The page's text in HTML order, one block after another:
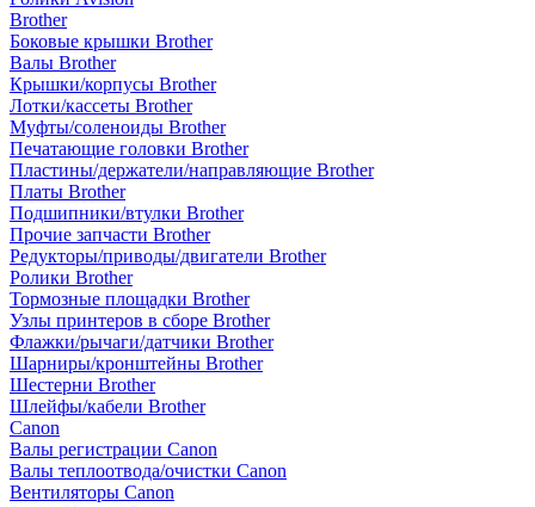
Brother
Боковые крышки Brother
Валы Brother
Крышки/корпусы Brother
Лотки/кассеты Brother
Муфты/соленоиды Brother
Печатающие головки Brother
Пластины/держатели/направляющие Brother
Платы Brother
Подшипники/втулки Brother
Прочие запчасти Brother
Редукторы/приводы/двигатели Brother
Ролики Brother
Тормозные площадки Brother
Узлы принтеров в сборе Brother
Флажки/рычаги/датчики Brother
Шарниры/кронштейны Brother
Шестерни Brother
Шлейфы/кабели Brother
Canon
Валы регистрации Canon
Валы теплоотвода/очистки Canon
Вентиляторы Canon